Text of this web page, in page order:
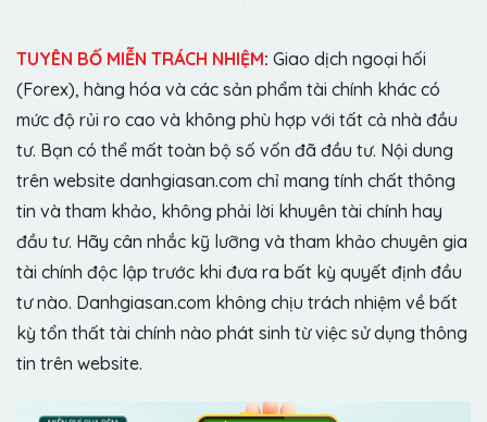
TUYÊN BỐ MIỄN TRÁCH NHIỆM: Giao dịch ngoại hối
(Forex), hàng hóa và các sản phẩm tài chính khác có
mức độ rủi ro cao và không phù hợp với tất cả nhà đầu
tư. Bạn có thể mất toàn bộ số vốn đã đầu tư. Nội dung
trên website danhgiasan.com chỉ mang tính chất thông
tin và tham khảo, không phải lời khuyên tài chính hay
đầu tư. Hãy cân nhắc kỹ lưỡng và tham khảo chuyên gia
tài chính độc lập trước khi đưa ra bất kỳ quyết định đầu
tư nào. Danhgiasan.com không chịu trách nhiệm về bất
kỳ tổn thất tài chính nào phát sinh từ việc sử dụng thông
tin trên website.